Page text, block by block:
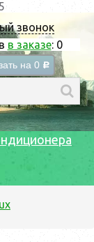
звонок
в заказе: 0
на 0 c